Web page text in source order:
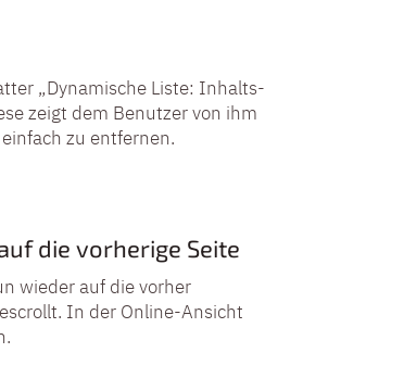
„Dynamische Liste: Inhalts-
zeigt dem Benutzer von ihm
zu entfernen.
die vorherige Seite
wieder auf die vorher
In der Online-Ansicht